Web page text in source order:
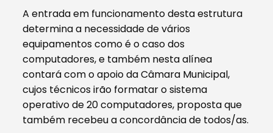
A entrada em funcionamento desta estrutura
determina a necessidade de vários
equipamentos como é o caso dos
computadores, e também nesta alínea
contará com o apoio da Câmara Municipal,
cujos técnicos irão formatar o sistema
operativo de 20 computadores, proposta que
também recebeu a concordância de todos/as.